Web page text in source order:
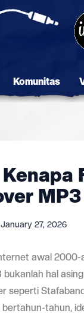
Komunitas
January 27, 2026
awal 2000-
bukanlah hal
seperti
bertahun-tahun,